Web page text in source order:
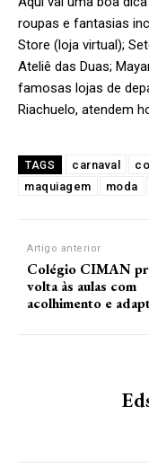
roupas e fantasias
Store (loja virtual);
Ateliê das Duas;
famosas lojas de
Riachuelo, atendem
TAGS carnaval
maquiagem
moda
Artigo anterior
Colégio CIMAN
volta às aulas com
acolhimento e